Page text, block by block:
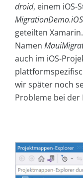
droid, einem iOS-
MigrationDemo.iOS
geteilten
Namen
auch im iOS-
wir später noch
Probleme bei der